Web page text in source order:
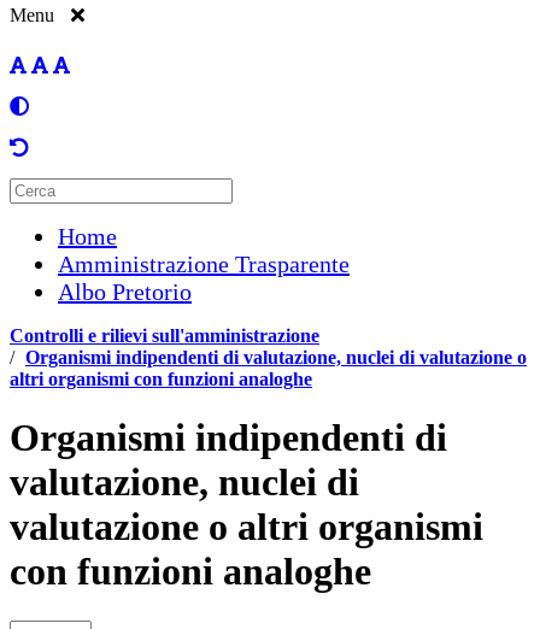
Menu
Home
Amministrazione Trasparente
Albo Pretorio
Controlli e rilievi sull'amministrazione
/ Organismi indipendenti di valutazione, nuclei di valutazione o
altri organismi con funzioni analoghe
Organismi indipendenti di
valutazione, nuclei di
valutazione o altri organismi
con funzioni analoghe